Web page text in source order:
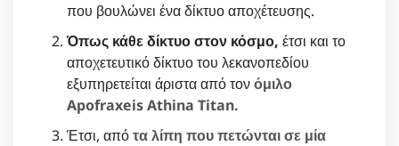
που βουλώνει ένα δίκτυο αποχέτευσης.
Όπως κάθε δίκτυο στον κόσμο, έτσι και το
αποχετευτικό δίκτυο του λεκανοπεδίου
εξυπηρετείται άριστα από τονόμιλο
Apofraxeis Athina Titan.
Έτσι, απότα λίπη που πετώνται σε μία